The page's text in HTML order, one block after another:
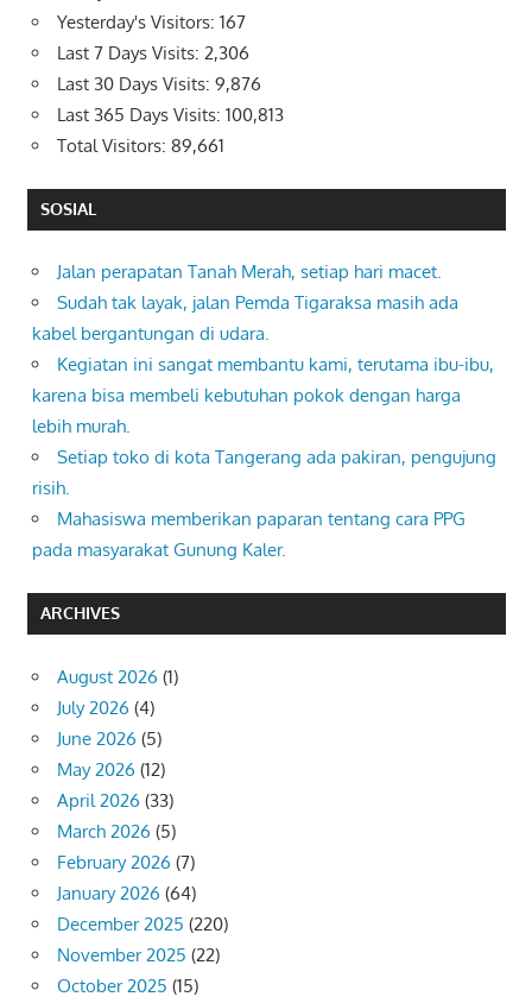
Yesterday's Visitors: 167
Last 7 Days Visits: 2,306
Last 30 Days Visits: 9,876
Last 365 Days Visits: 100,813
Total Visitors: 89,661
SOSIAL
Jalan perapatan Tanah Merah, setiap hari macet.
Sudah tak layak, jalan Pemda Tigaraksa masih ada
kabel bergantungan di udara.
Kegiatan ini sangat membantu kami, terutama ibu-ibu,
karena bisa membeli kebutuhan pokok dengan harga
lebih murah.
Setiap toko di kota Tangerang ada pakiran, pengujung
risih.
Mahasiswa memberikan paparan tentang cara PPG
pada masyarakat Gunung Kaler.
ARCHIVES
August 2026 (1)
July 2026 (4)
June 2026 (5)
May 2026 (12)
April 2026 (33)
March 2026 (5)
February 2026 (7)
January 2026 (64)
December 2025 (220)
November 2025 (22)
October 2025 (15)